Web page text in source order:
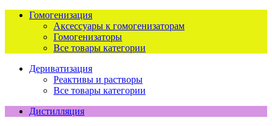
Гомогенизация
Аксессуары к гомогенизаторам
Гомогенизаторы
Все товары категории
Дериватизация
Реактивы и растворы
Все товары категории
Дистилляция